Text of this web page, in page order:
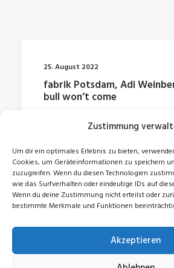
Zustimmung
Um dir ein optimales Erlebnis zu bieten,
Cookies, um Geräteinformationen zu speichern
zuzugreifen. Wenn du diesen Technologien
wie das Surfverhalten oder eindeutige IDs auf
Wenn du deine Zustimmung nicht erteilst oder
bestimmte Merkmale und Funktionen
Akzeptieren
25. August 2022
fabrik Potsdam, Adi
bull won’t come
© 2026 Jonas Zeidler. All